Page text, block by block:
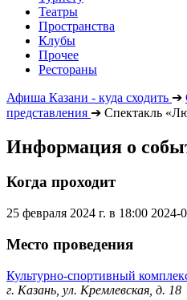
Театры
Пространства
Клубы
Прочее
Рестораны
Афиша Казани - куда сходить ➔
представления ➔ Спектакль
Информация о
Когда проходит
25 февраля 2024 г. в 18:00 2024-
Место проведения
Культурно-спортивный
г. Казань, ул. Кремлевская, д. 18